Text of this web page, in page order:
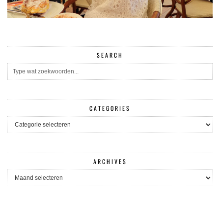
SEARCH
CATEGORIES
CATEGORIES
ARCHIVES
ARCHIVES